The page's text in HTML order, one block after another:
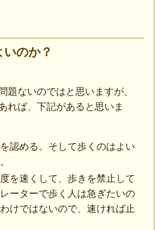
のか？
題ないのではと思いますが、
れば、下記があると思いま
認める。そして歩くのはよい
を速くして、歩きを禁止して
ーターで歩く人は急ぎたいの
けではないので、速ければ止